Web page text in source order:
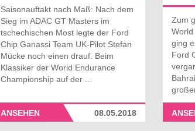
Saisonauftakt nach Maß: Nach dem
Sieg im ADAC GT Masters im
tschechischen Most legte der Ford
Chip Ganassi Team UK-Pilot Stefan
Mücke noch einen drauf. Beim
Klassiker der World Endurance
Championship auf der ...
08.05.2018
ANSEHEN
Zum
ging
Ford